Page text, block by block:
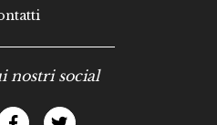
nostri social